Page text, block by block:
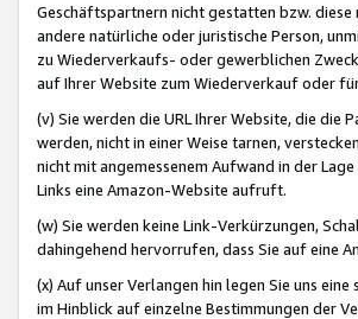
Geschäftspartnern nicht gestatten bzw.
andere natürliche oder juristische Person,
zu Wiederverkaufs- oder gewerblichen
auf Ihrer Website zum Wiederverkauf oder
(v) Sie werden die URL Ihrer Website, die
werden, nicht in einer Weise tarnen,
nicht mit angemessenem Aufwand in der
Links eine Amazon-Website aufruft.
(w) Sie werden keine Link-Verkürzungen,
dahingehend hervorrufen, dass Sie auf eine
(x) Auf unser Verlangen hin legen Sie uns
im Hinblick auf einzelne Bestimmungen der